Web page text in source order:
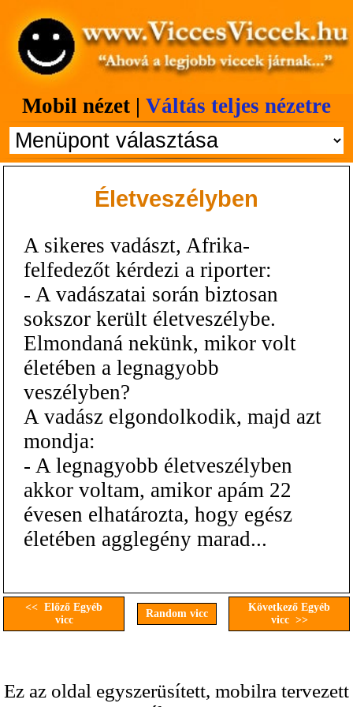
Mobil nézet | Váltás teljes nézetre
Életveszélyben
A sikeres vadászt, Afrika-
felfedezőt kérdezi a riporter:
- A vadászatai során biztosan
sokszor került életveszélybe.
Elmondaná nekünk, mikor volt
életében a legnagyobb
veszélyben?
A vadász elgondolkodik, majd azt
mondja:
- A legnagyobb életveszélyben
akkor voltam, amikor apám 22
évesen elhatározta, hogy egész
életében agglegény marad...
<< Előző Egyéb
vicc
Random vicc
Következő Egyéb
vicc >>
Ez az oldal egyszerüsített, mobilra tervezett